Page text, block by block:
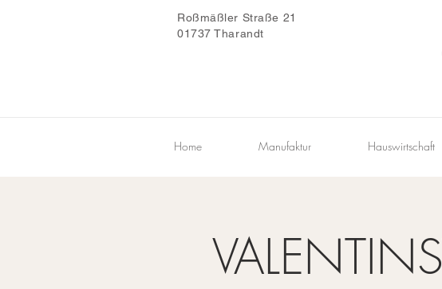
Roßmäßler Straße 21
01737 Tharandt
Home Manufaktur Hauswirtschaft